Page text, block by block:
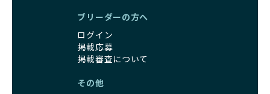
ブリーダーの方へ
ログイン
掲載応募
掲載審査について
その他